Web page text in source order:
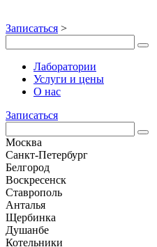
Записаться >
Лаборатории
Услуги и цены
О нас
Записаться
Москва
Санкт-Петербург
Белгород
Воскресенск
Ставрополь
Анталья
Щербинка
Душанбе
Котельники